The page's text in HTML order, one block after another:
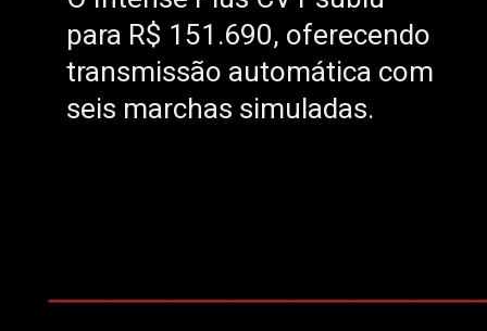
para R$ 151.690, oferecendo
transmissão automática com
seis marchas simuladas.
para R$ 151.690, oferecendo
transmissão automática com
seis marchas simuladas.